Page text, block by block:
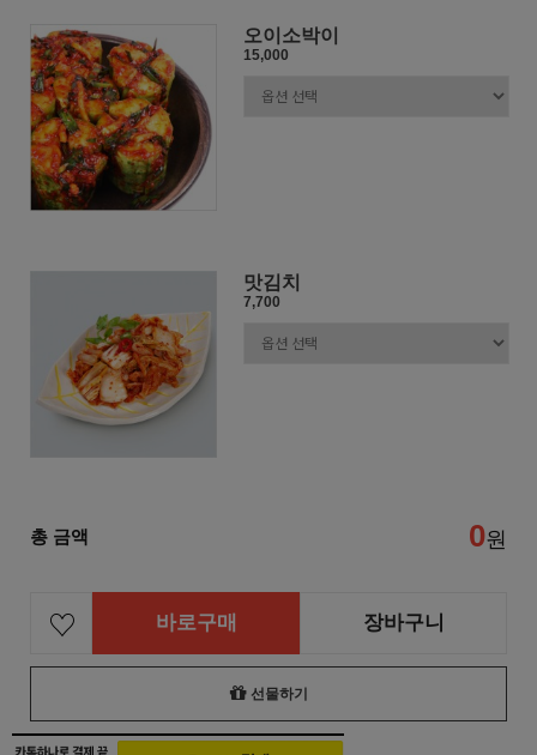
오이소박이
15,000
맛김치
7,700
총 금액 0원
바로구매 장바구니
선물하기